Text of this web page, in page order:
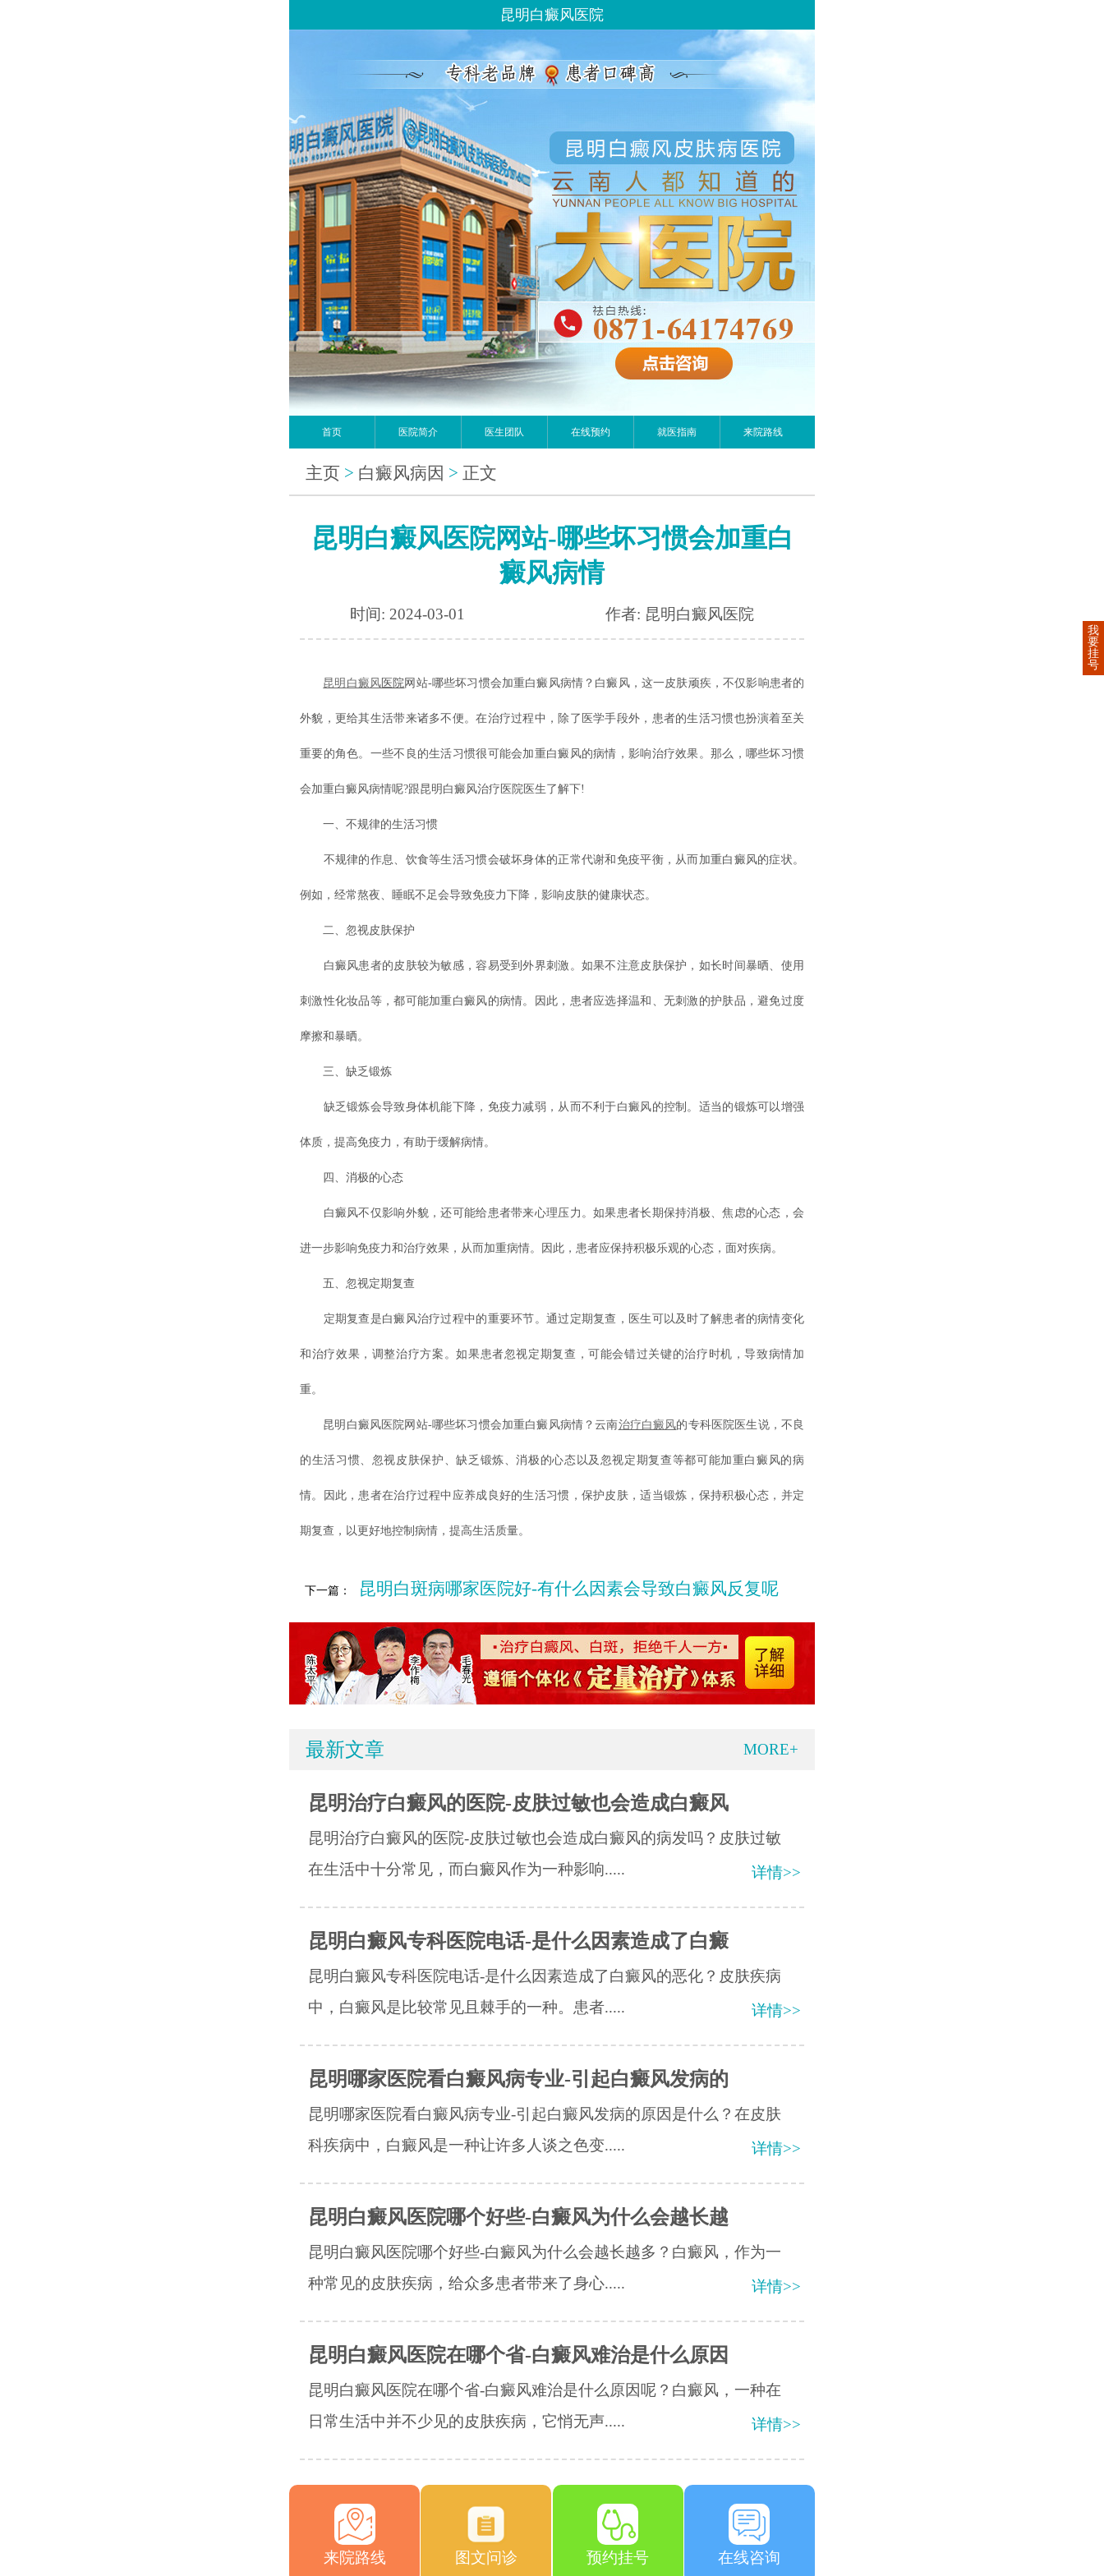
昆明白癜风医院
首页 医院简介 医生团队 在线预约 就医指南 来院路线
主页 > 白癜风病因 > 正文
昆明白癜风医院网站-哪些坏习惯会加重白
癜风病情
时间: 2024-03-01 作者: 昆明白癜风医院
昆明 白癜风 医院网站-哪些坏习惯会加重白癜风病情？白癜风，这一皮肤顽疾，不仅影响患者的
外貌，更给其生活带来诸多不便。在治疗过程中，除了医学手段外，患者的生活习惯也扮演着至关
重要的角色。一些不良的生活习惯很可能会加重白癜风的病情，影响治疗效果。那么，哪些坏习惯
会加重白癜风病情呢?跟昆明白癜风治疗医院医生了解下!
一、不规律的生活习惯
不规律的作息、饮食等生活习惯会破坏身体的正常代谢和免疫平衡，从而加重白癜风的症状。
例如，经常熬夜、睡眠不足会导致免疫力下降，影响皮肤的健康状态。
二、忽视皮肤保护
白癜风患者的皮肤较为敏感，容易受到外界刺激。如果不注意皮肤保护，如长时间暴晒、使用
刺激性化妆品等，都可能加重白癜风的病情。因此，患者应选择温和、无刺激的护肤品，避免过度
摩擦和暴晒。
三、缺乏锻炼
缺乏锻炼会导致身体机能下降，免疫力减弱，从而不利于白癜风的控制。适当的锻炼可以增强
体质，提高免疫力，有助于缓解病情。
四、消极的心态
白癜风不仅影响外貌，还可能给患者带来心理压力。如果患者长期保持消极、焦虑的心态，会
进一步影响免疫力和治疗效果，从而加重病情。因此，患者应保持积极乐观的心态，面对疾病。
五、忽视定期复查
定期复查是白癜风治疗过程中的重要环节。通过定期复查，医生可以及时了解患者的病情变化
和治疗效果，调整治疗方案。如果患者忽视定期复查，可能会错过关键的治疗时机，导致病情加
重。
昆明白癜风医院网站-哪些坏习惯会加重白癜风病情？云南治疗白癜风的专科医院医生说，不良
的生活习惯、忽视皮肤保护、缺乏锻炼、消极的心态以及忽视定期复查等都可能加重白癜风的病
情。因此，患者在治疗过程中应养成良好的生活习惯，保护皮肤，适当锻炼，保持积极心态，并定
期复查，以更好地控制病情，提高生活质量。
下一篇： 昆明白斑病哪家医院好-有什么因素会导致白癜风反复呢
最新文章 MORE+
昆明治疗白癜风的医院-皮肤过敏也会造成白癜风
昆明治疗白癜风的医院-皮肤过敏也会造成白癜风的病发吗？皮肤过敏
在生活中十分常见，而白癜风作为一种影响.....
详情>>
昆明白癜风专科医院电话-是什么因素造成了白癜
昆明白癜风专科医院电话-是什么因素造成了白癜风的恶化？皮肤疾病
中，白癜风是比较常见且棘手的一种。患者.....
详情>>
昆明哪家医院看白癜风病专业-引起白癜风发病的
昆明哪家医院看白癜风病专业-引起白癜风发病的原因是什么？在皮肤
科疾病中，白癜风是一种让许多人谈之色变.....
详情>>
昆明白癜风医院哪个好些-白癜风为什么会越长越
昆明白癜风医院哪个好些-白癜风为什么会越长越多？白癜风，作为一
种常见的皮肤疾病，给众多患者带来了身心.....
详情>>
昆明白癜风医院在哪个省-白癜风难治是什么原因
昆明白癜风医院在哪个省-白癜风难治是什么原因呢？白癜风，一种在
日常生活中并不少见的皮肤疾病，它悄无声.....
详情>>
来院路线 图文问诊 预约挂号 在线咨询
我
要
挂
号